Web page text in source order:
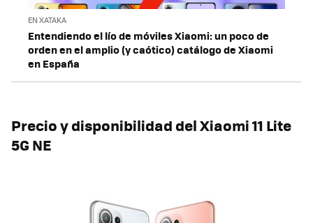
EN XATAKA
Entendiendo el lío de móviles Xiaomi: un poco de
orden en el amplio (y caótico) catálogo de Xiaomi
en España
Precio y disponibilidad del Xiaomi 11 Lite
5G NE